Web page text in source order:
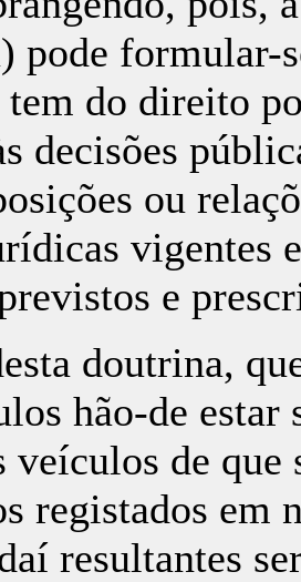
pode formular-
do direito
decisões
ou
vigentes
e
doutrina,
hão-de estar
veículos de
registados em
resultantes